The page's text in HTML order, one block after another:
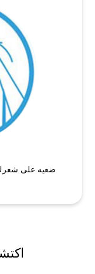
ضعيه على